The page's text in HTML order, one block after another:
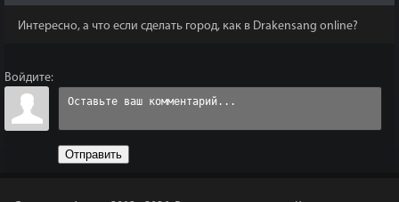
Интересно, а что если сделать город, как в Drakensang online?
Войдите:
Отправить